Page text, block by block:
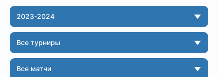
Команда: календарь
2023-2024
Все турниры
Все матчи